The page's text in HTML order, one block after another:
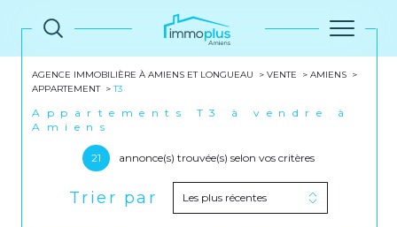
AGENCE IMMOBILIÈRE À AMIENS ET LONGUEAU VENTE
AMIENS
APPARTEMENT
T3
Appartements T3 à vendre à
Amiens
21 annonce(s) trouvée(s) selon vos critères
Trier par Les plus récentes